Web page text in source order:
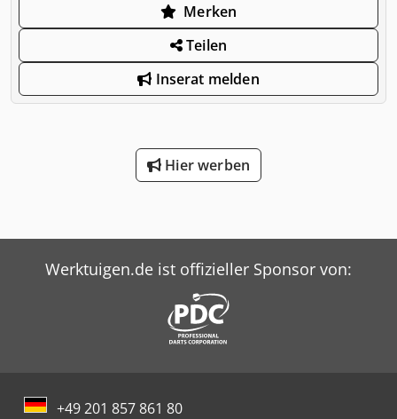
Merken
Teilen
Inserat melden
Hier werben
Werktuigen.de ist offizieller Sponsor von:
+49 201 857 861 80